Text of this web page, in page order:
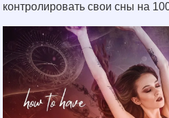
контролировать свои сны на